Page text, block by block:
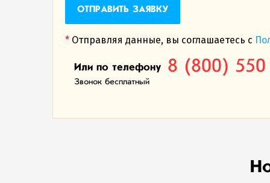
ОТПРАВИТЬ ЗАЯВКУ
* Отправляя данные, вы соглашаетесь с
Или по телефону 8 (800)
Звонок бесплатный